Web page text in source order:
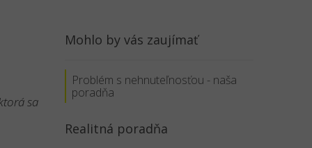
sa
Mohlo by vás zaujímať
Problém s nehnuteľnosťou - naša
poradňa
Realitná poradňa